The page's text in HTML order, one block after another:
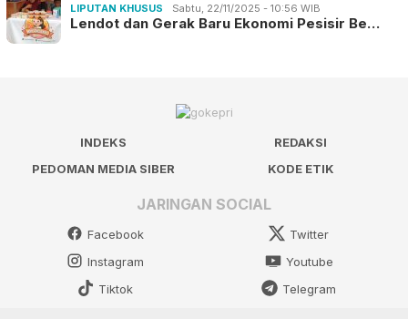
LIPUTAN KHUSUS Sabtu, 22/11/2025 - 10:56 WIB
Lendot dan Gerak Baru Ekonomi Pesisir Be…
INDEKS
REDAKSI
PEDOMAN MEDIA SIBER
KODE ETIK
JARINGAN SOCIAL
Facebook
Twitter
Instagram
Youtube
Tiktok
Telegram